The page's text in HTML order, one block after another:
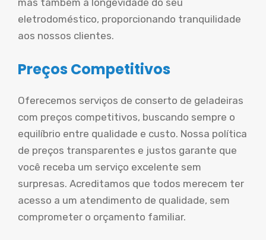
eletrodoméstico, proporcionando tranquilidade
aos nossos clientes.
Preços Competitivos
Oferecemos serviços de conserto de geladeiras
com preços competitivos, buscando sempre o
equilíbrio entre qualidade e custo. Nossa política
de preços transparentes e justos garante que
você receba um serviço excelente sem
surpresas. Acreditamos que todos merecem ter
acesso a um atendimento de qualidade, sem
comprometer o orçamento familiar.